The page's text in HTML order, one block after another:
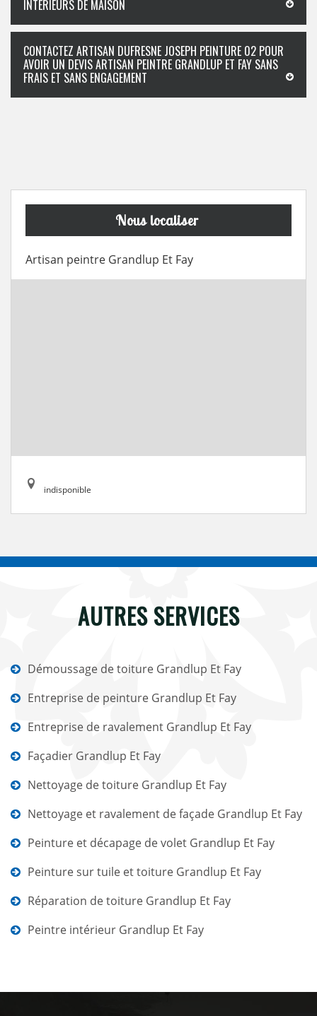
INTÉRIEURS DE MAISON
CONTACTEZ ARTISAN DUFRESNE JOSEPH PEINTURE 02 POUR
AVOIR UN DEVIS ARTISAN PEINTRE GRANDLUP ET FAY SANS
FRAIS ET SANS ENGAGEMENT
Nous localiser
Artisan peintre Grandlup Et Fay
indisponible
AUTRES SERVICES
Démoussage de toiture Grandlup Et Fay
Entreprise de peinture Grandlup Et Fay
Entreprise de ravalement Grandlup Et Fay
Façadier Grandlup Et Fay
Nettoyage de toiture Grandlup Et Fay
Nettoyage et ravalement de façade Grandlup Et Fay
Peinture et décapage de volet Grandlup Et Fay
Peinture sur tuile et toiture Grandlup Et Fay
Réparation de toiture Grandlup Et Fay
Peintre intérieur Grandlup Et Fay